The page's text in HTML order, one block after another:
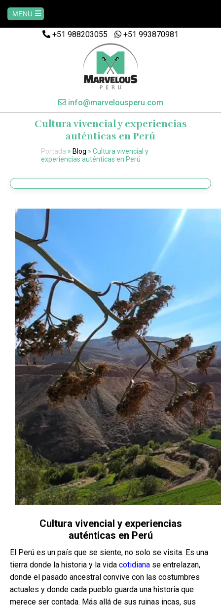
MENU
Home
MACHUPICCHU
Blog
Contactanos
+51 988203055 +51 993870981
info@marvelousperu.com
Cultura vivencial y experiencias
auténticas en Perú
Portada » Blog » Cultura vivencial y
experiencias auténticas en Perú
Cultura vivencial y experiencias
auténticas en Perú
El Perú es un país que se siente, no solo se visita. Es una
tierra donde la historia y la vida cotidiana se entrelazan,
donde el pasado ancestral convive con las costumbres
actuales y donde cada pueblo guarda una historia que
merece ser contada. Más allá de sus ruinas incas, sus